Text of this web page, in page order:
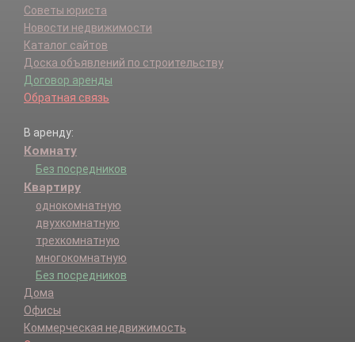
Советы юриста
Новости недвижимости
Каталог сайтов
Доска объявлений по строительству
Договор аренды
Обратная связь
В аренду:
Комнату
Без посредников
Квартиру
однокомнатную
двухкомнатную
трехкомнатную
многокомнатную
Без посредников
Дома
Офисы
Коммерческая недвижимость